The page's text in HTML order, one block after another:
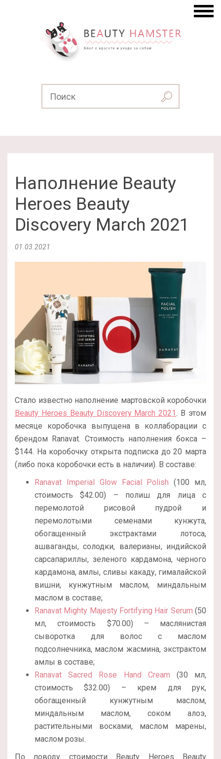
Наполнение Beauty
Heroes Beauty
Discovery March 2021
01.03.2021
Стало известно наполнение мартовской коробочки
Beauty Heroes Beauty Discovery March 2021. В этом
месяце коробочка выпущена в коллаборации с
брендом Ranavat. Стоимость наполнения бокса –
$144. На коробочку открыта подписка до 20 марта
(либо пока коробочки есть в наличии). В составе:
Ranavat Imperial Glow Facial Polish (100 мл,
стоимость $42.00) – полиш для лица с
перемолотой рисовой пудрой и
перемолотыми семенами кунжута,
обогащенный экстрактами лотоса,
ашваганды, солодки, валерианы, индийской
сарсапариллы, зеленого кардамона, черного
кардамона, амлы, сливы какаду, гималайской
вишни, кунжутным маслом, миндальным
маслом в составе;
Ranavat Mighty Majesty Fortifying Hair Serum (50
мл, стоимость $70.00) – маслянистая
сыворотка для волос с маслом
подсолнечника, маслом жасмина, экстрактом
амлы в составе;
Ranavat Sacred Rose Hand Cream (30 мл,
стоимость $32.00) – крем для рук,
обогащенный кунжутным маслом,
миндальным маслом, соком алоэ,
растительными восками, маслом марены,
маслом розы.
По поводу стоимости Beauty Heroes Beauty